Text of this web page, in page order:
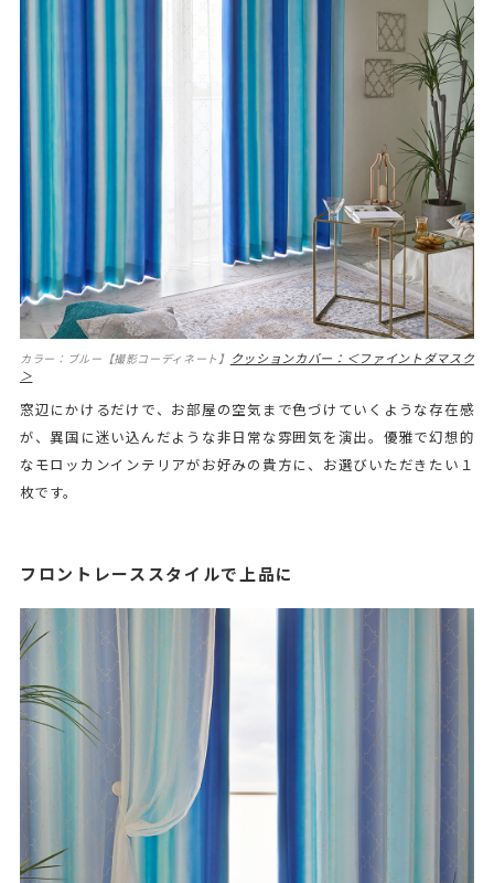
カラー：ブルー【撮影コーディネート】 クッションカバー：＜ファイントダマスク
＞
窓辺にかけるだけで、お部屋の空気まで色づけていくような存在感
が、異国に迷い込んだような非日常な雰囲気を演出。優雅で幻想的
なモロッカンインテリアがお好みの貴方に、お選びいただきたい１
枚です。
フロントレーススタイルで上品に